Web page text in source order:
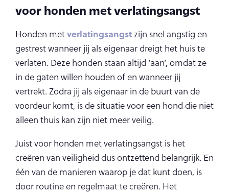
voor honden met verlatingsangst
Honden metverlatingsangstzijn snel angstig en
gestrest wanneer jij als eigenaar dreigt het huis te
verlaten. Deze honden staan altijd ‘aan’, omdat ze
in de gaten willen houden of en wanneer jij
vertrekt. Zodra jij als eigenaar in de buurt van de
voordeur komt, is de situatie voor een hond die niet
alleen thuis kan zijn niet meer veilig.
Juist voor honden met verlatingsangst is het
creëren van veiligheid dus ontzettend belangrijk. En
één van de manieren waarop je dat kunt doen, is
door routine en regelmaat te creëren. Het